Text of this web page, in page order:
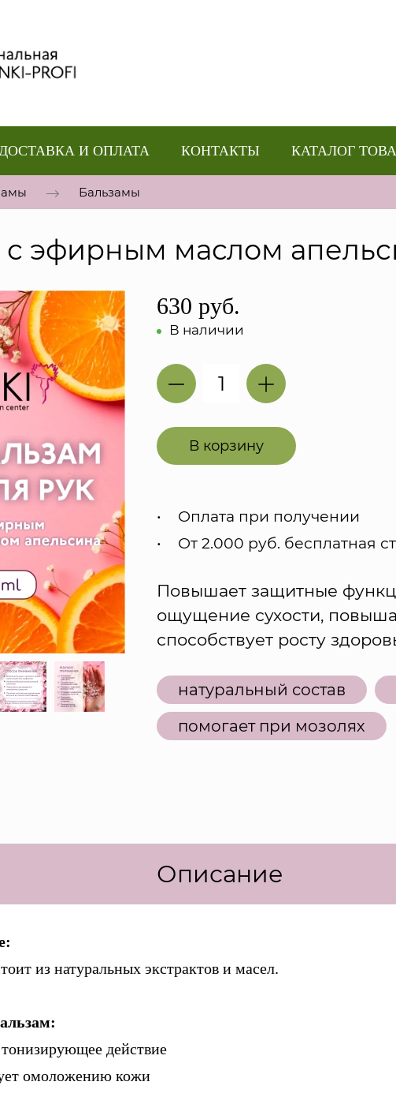
И ОПЛАТА КОНТАКТЫ КАТАЛОГ
Бальзамы
с эфирным маслом
630 руб.
В наличии
В корзину
Оплата при получении
От 2.000 руб. бесплатная
Повышает защитные
ощущение сухости,
способствует росту
натуральный состав
помогает при мозолях
Описание
из натуральных экстрактов и масел.
тонизирующее действие
омоложению кожи